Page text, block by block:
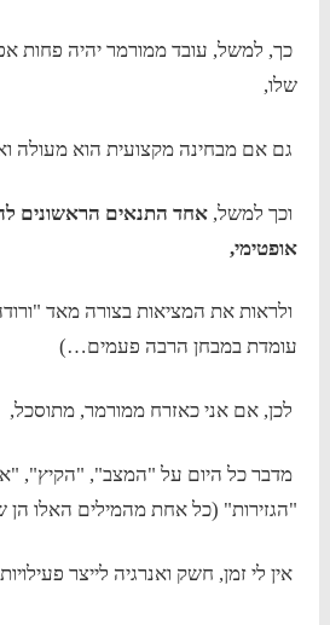
כך, למשל, עובד ממורמר יהיה פחות
שלו,
גם אם מבחינה מקצועית הוא מעולה
וכך למשל,אחד התנאים הראשונים
אופטימי,
ולראות את המציאות בצורה מאד
עומדת במבחן הרבה פעמים…)
לכן, אם אני כאזרח ממורמר, מתוסכל,
מדבר כל היום על "המצב", "הקיץ",
"הגזירות" (כל אחת מהמילים האלו
אין לי זמן, חשק ואנרגיה לייצר